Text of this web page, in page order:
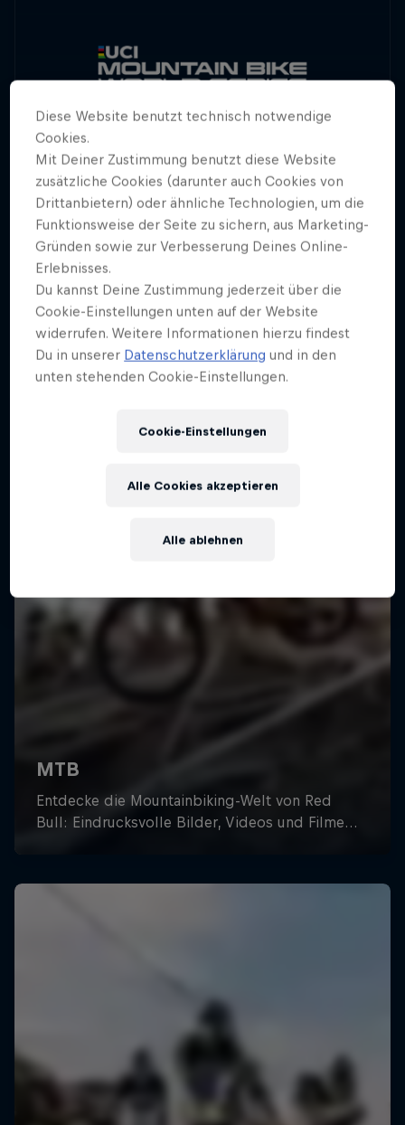
Der Mercedes-Benz UCI Mountainbike Weltcup
kehrt im Jahr 2021 mit 8 action geladenen
Stopps zurück, darunter sechs Downhill- und
sechs Cross-Country-Rennen.
Diese Website benutzt technisch notwendige
Cookies.
Mit Deiner Zustimmung benutzt diese Website
zusätzliche Cookies (darunter auch Cookies von
Drittanbietern) oder ähnliche Technologien, um die
Funktionsweise der Seite zu sichern, aus Marketing-
Gründen sowie zur Verbesserung Deines Online-
Erlebnisses.
Du kannst Deine Zustimmung jederzeit über die
Cookie-Einstellungen unten auf der Website
widerrufen. Weitere Informationen hierzu findest
Du in unserer Datenschutzerklärung und in den
unten stehenden Cookie-Einstellungen.
Cookie-Einstellungen
Alle ablehnen
Alle Cookies akzeptieren